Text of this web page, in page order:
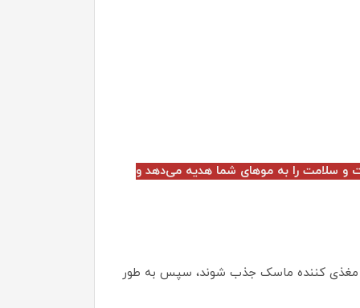
و سلامت را به موهای شما هدیه می‌دهد و
نوک موهای خود بزنید، و اجازه دهید 5 تا 10 دقیقه بماند تا مواد مغذی کننده ماسک جذب شوند، سپس به طور